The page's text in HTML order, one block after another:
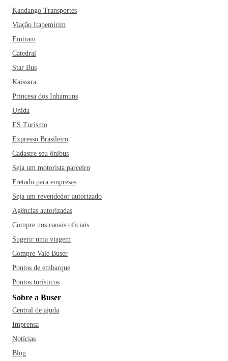
A gastronomia mineira é uma das mais queridas em todo o
Brasil. Unindo muitos povos em uma só expressão, os
pratos mineiros misturam suas raízes indígenas com um
pouco da cultura europeia. Se você pretende passar por Sete
os melhores da região. Sete Lagoas é uma das cidades mais
belas das regiões mineiras e com toda certeza é um ótimo
destino para as suas próximas férias. E aí, o que acha de
fazer as malas e conhecer Sete Lagoas?
Kandango Transportes
Viação Itapemirim
Emtram
Catedral
Star Bus
Kaissara
Princesa dos Inhamuns
Unida
ES Turismo
Expresso Brasileiro
Cadastre seu ônibus
Seja um motorista parceiro
Fretado para empresas
Seja um revendedor autorizado
Agências autorizadas
Compre nos canais oficiais
Sugerir uma viagem
Compre Vale Buser
Pontos de embarque
Pontos turísticos
Sobre a Buser
Central de ajuda
Imprensa
Notícias
Blog